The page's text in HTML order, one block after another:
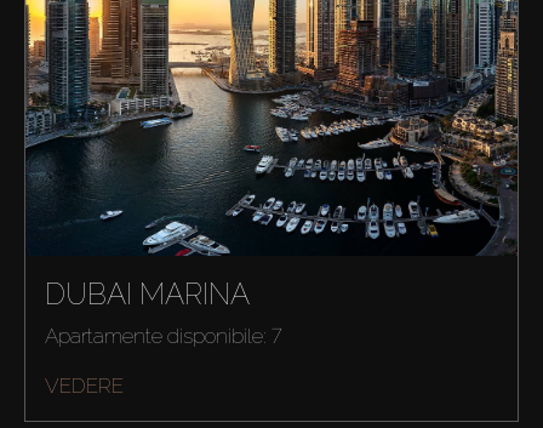
DUBAI MARINA
Apartamente disponibile: 7
VEDERE